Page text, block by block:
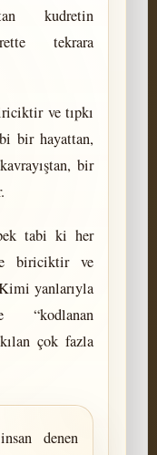
kudretin
tekrara
ve tıpkı
bir hayattan,
bir
tabi ki her
biriciktir ve
yanlarıyla
“kodlanan
çok fazla
denen